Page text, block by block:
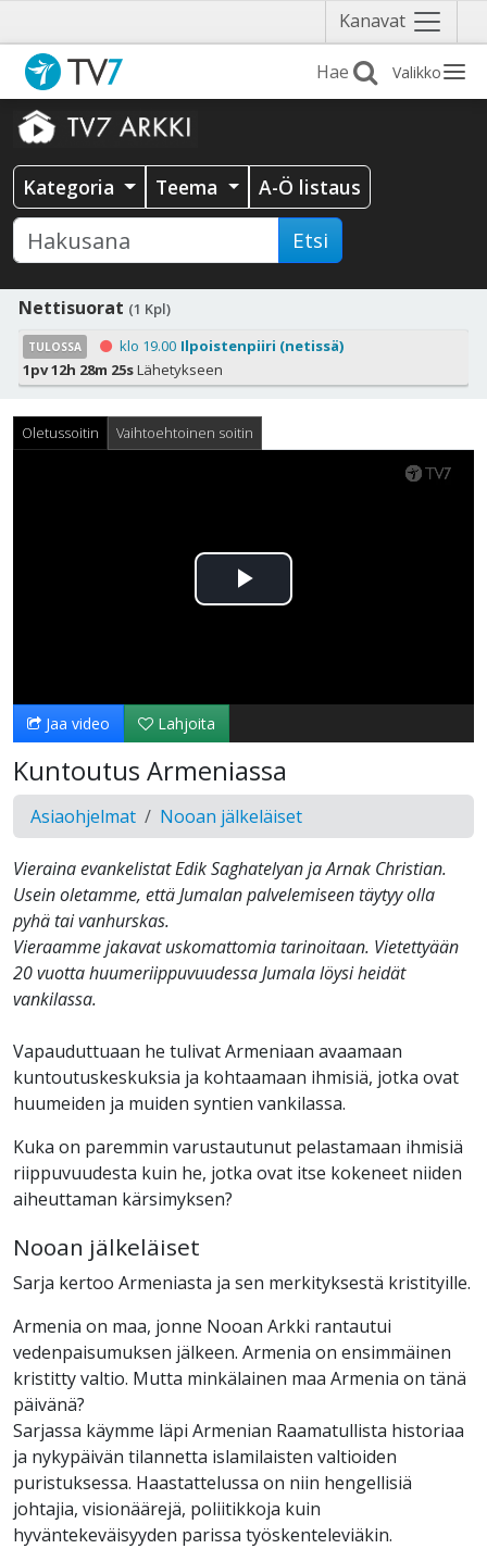
Kanavat Näytä
valikko
Valikko
Kategoria Teema A-Ö listaus
Etsi
Nettisuorat (1 Kpl)
TULOSSA klo 19.00 Ilpoistenpiiri (netissä)
1pv 12h 28m 25sLähetykseen
Oletussoitin Vaihtoehtoinen soitin
Toista
Jaa video Lahjoita
Kuntoutus Armeniassa
Asiaohjelmat Nooan jälkeläiset
Vieraina evankelistat Edik Saghatelyan ja Arnak Christian.
Usein oletamme, että Jumalan palvelemiseen täytyy olla
pyhä tai vanhurskas.
Vieraamme jakavat uskomattomia tarinoitaan. Vietettyään
20 vuotta huumeriippuvuudessa Jumala löysi heidät
vankilassa.
Vapauduttuaan he tulivat Armeniaan avaamaan
kuntoutuskeskuksia ja kohtaamaan ihmisiä, jotka ovat
huumeiden ja muiden syntien vankilassa.
Kuka on paremmin varustautunut pelastamaan ihmisiä
riippuvuudesta kuin he, jotka ovat itse kokeneet niiden
aiheuttaman kärsimyksen?
Nooan jälkeläiset
Sarja kertoo Armeniasta ja sen merkityksestä kristityille.
Armenia on maa, jonne Nooan Arkki rantautui
vedenpaisumuksen jälkeen. Armenia on ensimmäinen
kristitty valtio. Mutta minkälainen maa Armenia on tänä
päivänä?
Sarjassa käymme läpi Armenian Raamatullista historiaa
ja nykypäivän tilannetta islamilaisten valtioiden
puristuksessa. Haastattelussa on niin hengellisiä
johtajia, visionäärejä, poliitikkoja kuin
hyväntekeväisyyden parissa työskenteleviäkin.